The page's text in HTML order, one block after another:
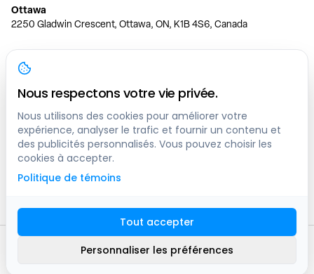
Ottawa
2250 Gladwin Crescent, Ottawa, ON, K1B 4S6, Canada
Toronto
150 Ferrand Dr, 6th Floor, Toronto, ON, M3C 3E5, Canada
Vancouver
1200 W 73rd Ave #1415, Vancouver, BC, V6P 6G5, Canada
Calgary
444 5 Ave SW #400 Calgary, AB, T2P 2T8, Canada
2016 -2026
Plan du site
Nous respectons votre vie privée.
Nous utilisons des cookies pour améliorer votre
expérience, analyser le trafic et fournir un contenu et
des publicités personnalisés. Vous pouvez choisir les
cookies à accepter.
Politique de témoins
Tout accepter
Personnaliser les préférences